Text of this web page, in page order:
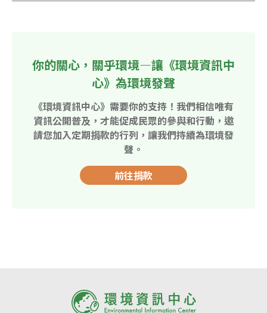
你的關心，關乎環境—讓《環境資訊中
心》為環境發聲
《環境資訊中心》需要你的支持！我們相信唯有
資訊公開普及，才能促成民眾的參與和行動，邀
請您加入定期捐款的行列，讓我們持續為環境發
聲。
前往捐款